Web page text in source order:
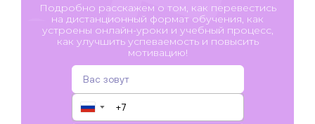
Подробно расскажем о том, как перевестись
на дистанционный формат обучения, как
устроены онлайн-уроки и учебный процесс,
как улучшить успеваемость и повысить
мотивацию!
▼